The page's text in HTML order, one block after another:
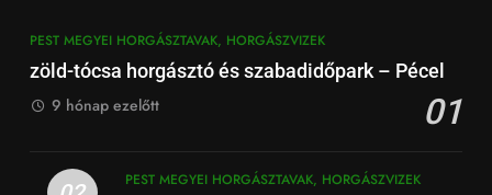
PEST MEGYEI HORGÁSZTAVAK, HORGÁSZVIZEK
zöld-tócsa horgásztó és szabadidőpark – Pécel
01
9 hónap ezelőtt
PEST MEGYEI HORGÁSZTAVAK, HORGÁSZVIZEK